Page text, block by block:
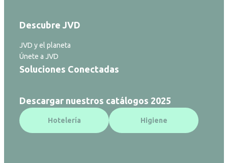
Descubre JVD
JVD y el planeta
Únete a JVD
Soluciones Conectadas
Descargar nuestros catálogos 2025
Hotelería Higiene